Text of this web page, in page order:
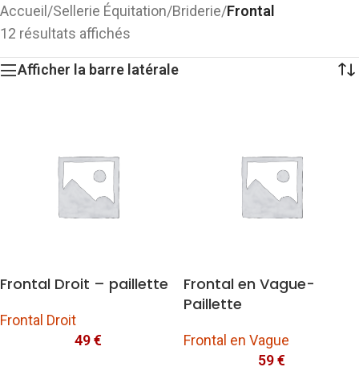
Accueil /Sellerie Équitation/Briderie/Frontal
12 résultats affichés
Afficher la barre latérale
Frontal Droit – paillette
Frontal Droit
49€
Frontal en Vague-
Paillette
Frontal en Vague
59€